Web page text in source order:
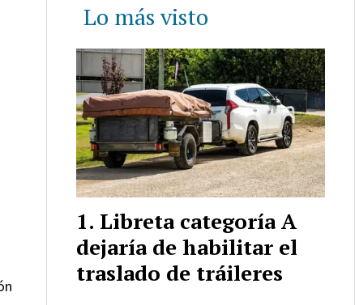
Lo más visto
Libreta categoría A
dejaría de habilitar el
traslado de tráileres